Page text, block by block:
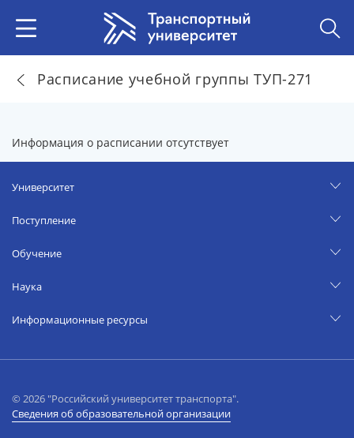
Расписание учебной группы ТУП-271
Информация о расписании отсутствует
Университет
Поступление
Обучение
Наука
Информационные ресурсы
© 2026 "Российский университет транспорта".
Сведения об образовательной организации